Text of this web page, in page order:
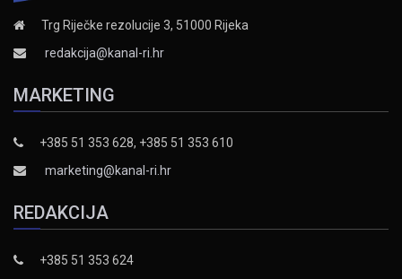
Trg Riječke rezolucije 3, 51000 Rijeka
redakcija@kanal-ri.hr
MARKETING
+385 51 353 628, +385 51 353 610
marketing@kanal-ri.hr
REDAKCIJA
+385 51 353 624